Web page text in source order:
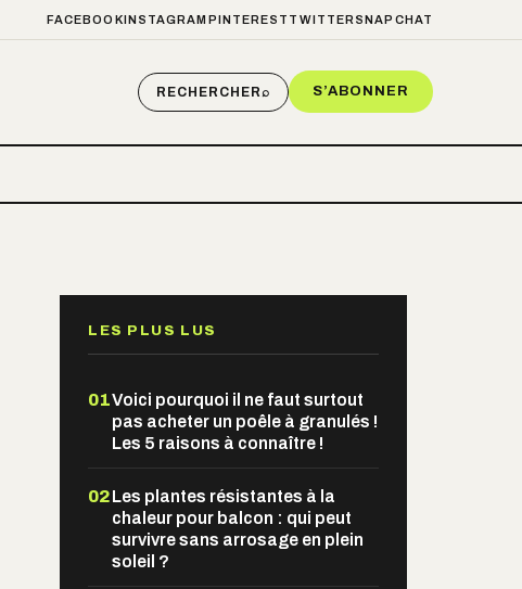
FACEBOOKINSTAGRAM PINTEREST TWITTER SNAPCHAT
RECHERCHER⌕ S’ABONNER
LES PLUS LUS
01Voici pourquoi il ne faut surtout
pas acheter un poêle à granulés !
Les 5 raisons à connaître !
02Les plantes résistantes à la
chaleur pour balcon : qui peut
survivre sans arrosage en plein
soleil ?